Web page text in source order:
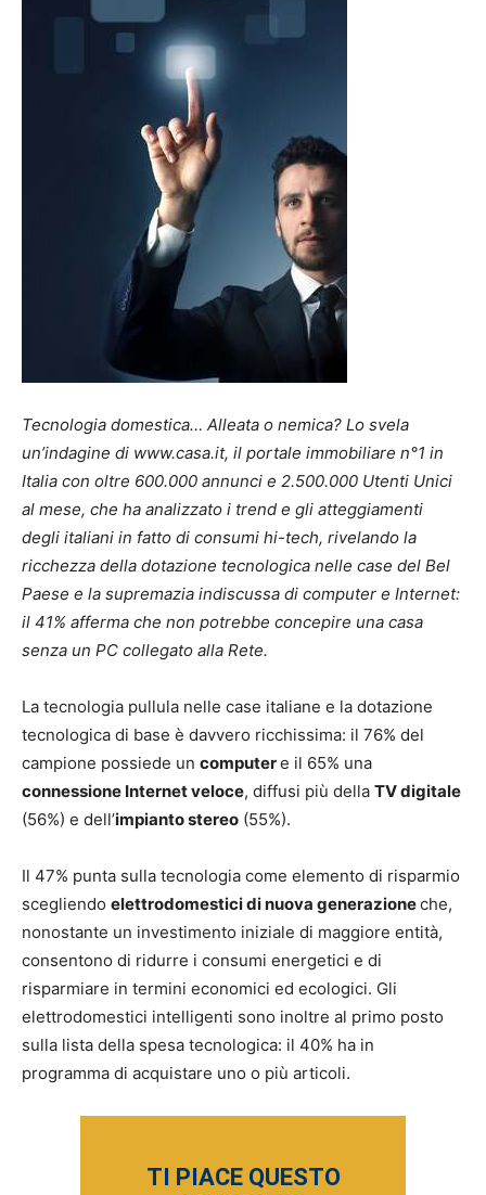
Tecnologia domestica… Alleata o nemica? Lo svela
un’indagine di www.casa.it, il portale immobiliare n°1 in
Italia con oltre 600.000 annunci e 2.500.000 Utenti Unici
al mese, che ha analizzato i trend e gli atteggiamenti
degli italiani in fatto di consumi hi-tech, rivelando la
ricchezza della dotazione tecnologica nelle case del Bel
Paese e la supremazia indiscussa di computer e Internet:
il 41% afferma che non potrebbe concepire una casa
senza un PC collegato alla Rete.
La tecnologia pullula nelle case italiane e la dotazione
tecnologica di base è davvero ricchissima: il 76% del
campione possiede un computere il 65% una
connessione Internet veloce, diffusi più della TV digitale
(56%) e dell’impianto stereo (55%).
Il 47% punta sulla tecnologia come elemento di risparmio
scegliendo elettrodomestici di nuova generazioneche,
nonostante un investimento iniziale di maggiore entità,
consentono di ridurre i consumi energetici e di
risparmiare in termini economici ed ecologici. Gli
elettrodomestici intelligenti sono inoltre al primo posto
sulla lista della spesa tecnologica: il 40% ha in
programma di acquistare uno o più articoli.
TI PIACE QUESTO